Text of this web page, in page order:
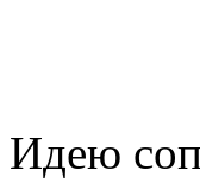
Идею